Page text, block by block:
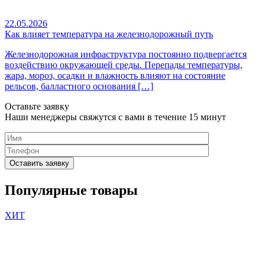
22.05.2026
Как влияет температура на железнодорожный путь
Железнодорожная инфраструктура постоянно подвергается
воздействию окружающей среды. Перепады температуры,
жара, мороз, осадки и влажность влияют на состояние
рельсов, балластного основания […]
Оставьте заявку
Наши менеджеры свяжутся с вами в течение 15 минут
leave
this
empty.
Популярные товары
ХИТ